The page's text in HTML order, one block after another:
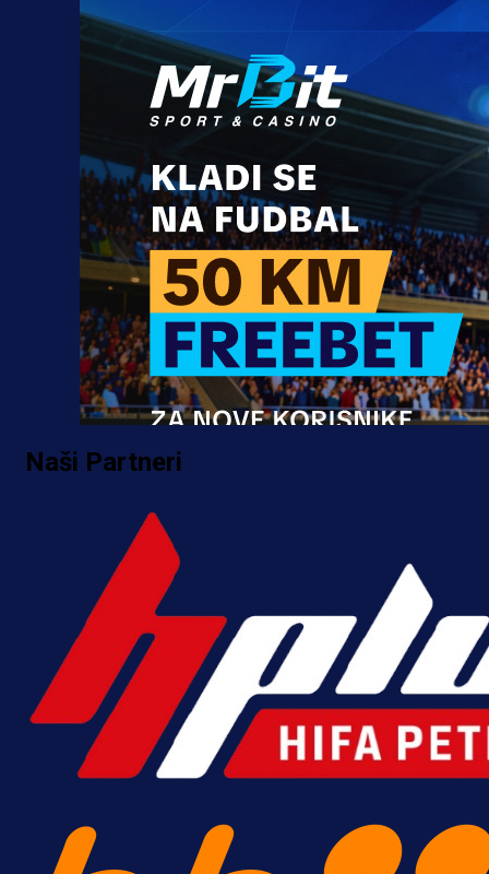
Promo vijesti
MrBit: Isprati kvalifikacije za
evropska takmičenja i preuzmi
bonus dobrodošlice!
16 h 3 sekunda
Naši Partneri